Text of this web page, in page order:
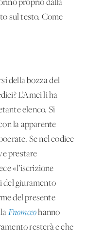
proprio dalla
sul testo. Come
della bozza del
L’Amci li ha
elenco. Si
la apparente
Se nel codice
prestare
«l’iscrizione
del giuramento
del presente
Fnomceohanno
resterà e che